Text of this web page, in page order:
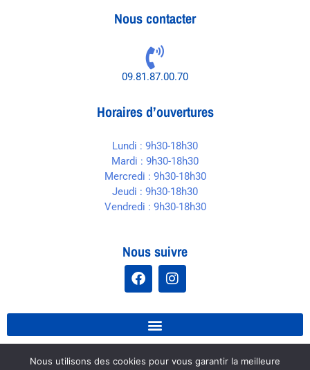
Nous contacter
09.81.87.00.70
Horaires d’ouvertures
Lundi : 9h30-18h30
Mardi : 9h30-18h30
Mercredi : 9h30-18h30
Jeudi : 9h30-18h30
Vendredi : 9h30-18h30
Nous suivre
Nous utilisons des cookies pour vous garantir la meilleure